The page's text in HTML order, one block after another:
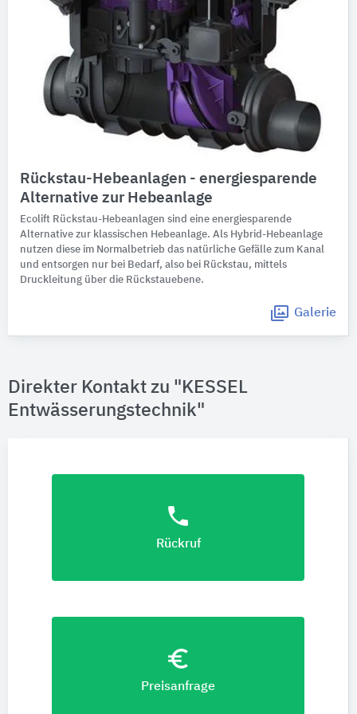
Rückstau-Hebeanlagen - energiesparende
Alternative zur Hebeanlage
Ecolift Rückstau-Hebeanlagen sind eine energiesparende
Alternative zur klassischen Hebeanlage. Als Hybrid-Hebeanlage
nutzen diese im Normalbetrieb das natürliche Gefälle zum Kanal
und entsorgen nur bei Bedarf, also bei Rückstau, mittels
Druckleitung über die Rückstauebene.
Galerie
Direkter Kontakt zu "KESSEL
Entwässerungstechnik"
phone
Rückruf
euro_symbol
Preisanfrage